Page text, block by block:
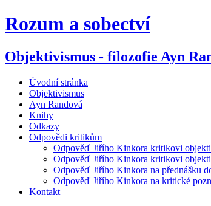
Rozum a sobectví
Objektivismus - filozofie Ayn
Úvodní stránka
Objektivismus
Ayn Randová
Knihy
Odkazy
Odpovědi kritikům
Odpověď Jiřího Kinkora kritikovi
Odpověď Jiřího Kinkora kritikovi
Odpověď Jiřího Kinkora na přednášku
Odpověď Jiřího Kinkora na kritické
Kontakt